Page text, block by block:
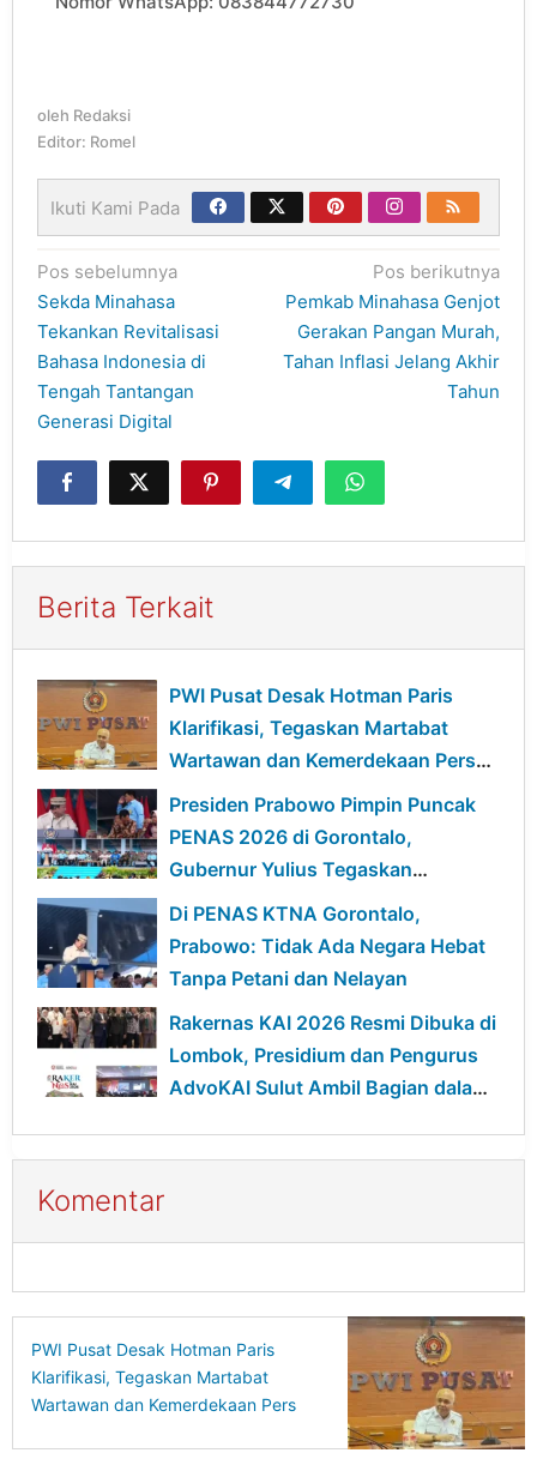
oleh Redaksi
Editor: Romel
Ikuti Kami Pada
Navigasi
pos
Pos sebelumnya
Sekda Minahasa
Tekankan Revitalisasi
Bahasa Indonesia di
Tengah Tantangan
Generasi Digital
Pos berikutnya
Pemkab Minahasa Genjot
Gerakan Pangan Murah,
Tahan Inflasi Jelang Akhir
Tahun
Berita Terkait
PWI Pusat Desak Hotman Paris
Klarifikasi, Tegaskan Martabat
Wartawan dan Kemerdekaan Pers
Harus Dihormati
Presiden Prabowo Pimpin Puncak
PENAS 2026 di Gorontalo,
Gubernur Yulius Tegaskan
Dukungan Sulut untuk
Swasembada Pangan Nasional
Di PENAS KTNA Gorontalo,
Prabowo: Tidak Ada Negara Hebat
Tanpa Petani dan Nelayan
Rakernas KAI 2026 Resmi Dibuka di
Lombok, Presidium dan Pengurus
AdvoKAI Sulut Ambil Bagian dalam
Komentar
PWI Pusat Desak Hotman Paris
Klarifikasi, Tegaskan Martabat
Wartawan dan Kemerdekaan Pers